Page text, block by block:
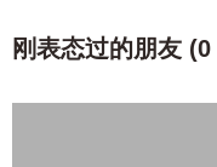
刚表态过的朋友 (0